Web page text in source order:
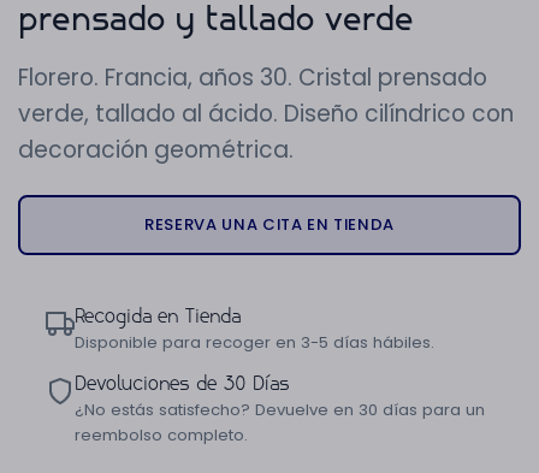
prensado y tallado verde
Florero. Francia, años 30. Cristal prensado
verde, tallado al ácido. Diseño cilíndrico con
decoración geométrica.
RESERVA UNA CITA EN TIENDA
Recogida en Tienda
Disponible para recoger en 3-5 días hábiles.
Devoluciones de 30 Días
¿No estás satisfecho? Devuelve en 30 días para un
reembolso completo.